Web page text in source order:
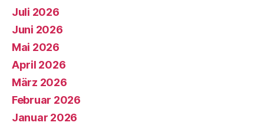
Juli 2026
Juni 2026
Mai 2026
April 2026
März 2026
Februar 2026
Januar 2026